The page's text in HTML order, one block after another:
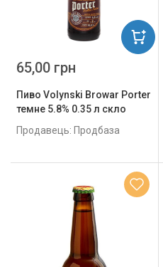
Пиво Volynski Browar Porter
темне 5.8% 0.35 л скло
Продавець: Продбаза
65,00 грн